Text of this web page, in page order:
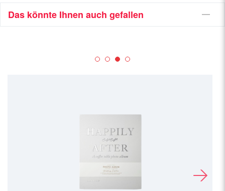
Das könnte Ihnen auch gefallen